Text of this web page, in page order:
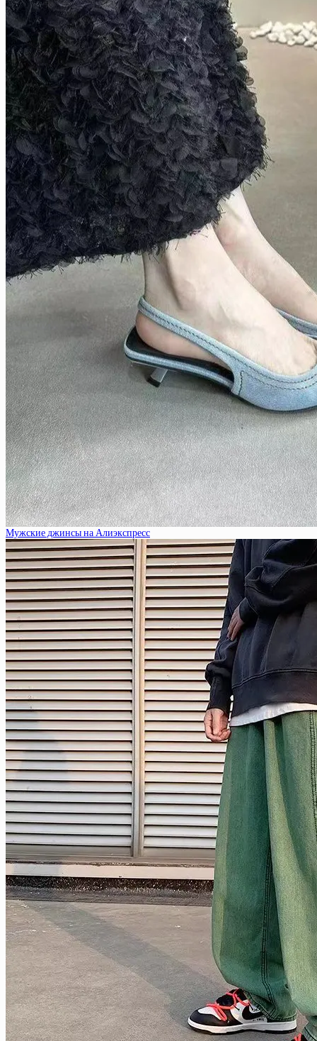
Мужские джинсы на Алиэкспресс